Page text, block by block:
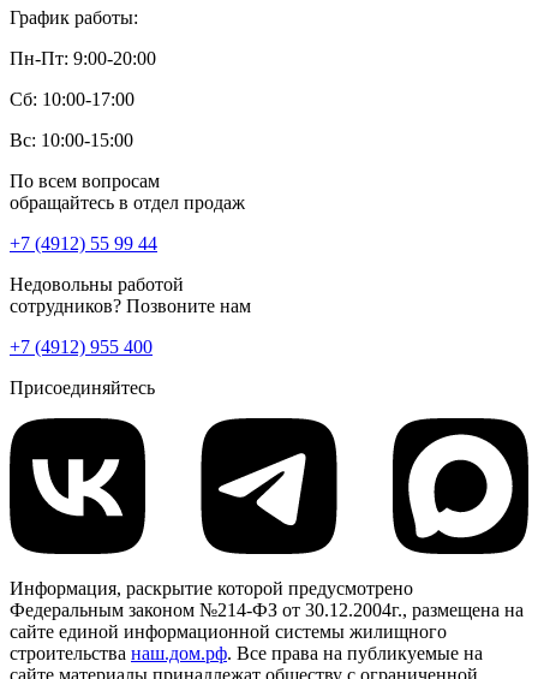
График работы:
Пн-Пт: 9:00-20:00
Сб: 10:00-17:00
Вс: 10:00-15:00
По всем вопросам
обращайтесь в отдел продаж
+7 (4912) 55 99 44
Недовольны работой
сотрудников? Позвоните нам
+7 (4912) 955 400
Присоединяйтесь
Информация, раскрытие которой предусмотрено
Федеральным законом №214-ФЗ от 30.12.2004г., размещена на
сайте единой информационной системы жилищного
строительства наш.дом.рф. Все права на публикуемые на
сайте материалы принадлежат обществу с ограниченной